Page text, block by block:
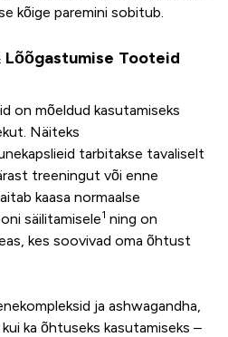
kõige paremini sobitub.
Lõõgastumise Tooteid
on mõeldud kasutamiseks
Näiteks
tarbitakse tavaliselt
treeningut või enne
kaasa normaalse
säilitamisele1 ning on
kes soovivad oma õhtust
ja ashwagandha,
ka õhtuseks kasutamiseks –